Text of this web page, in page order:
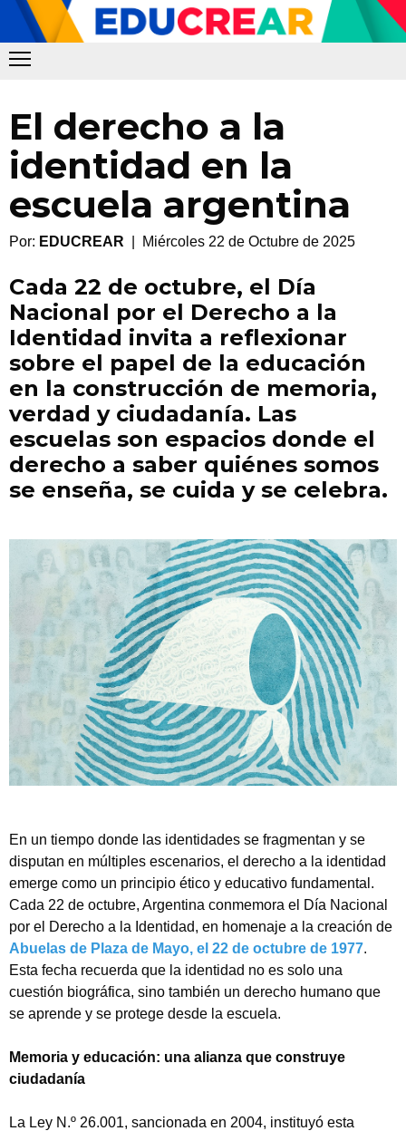
El derecho a la
identidad en la
escuela argentina
Por: EDUCREAR | Miércoles 22 de Octubre de 2025
Cada 22 de octubre, el Día
Nacional por el Derecho a la
Identidad invita a reflexionar
sobre el papel de la educación
en la construcción de memoria,
verdad y ciudadanía. Las
escuelas son espacios donde el
derecho a saber quiénes somos
se enseña, se cuida y se celebra.
En un tiempo donde las identidades se fragmentan y se
disputan en múltiples escenarios, el derecho a la identidad
emerge como un principio ético y educativo fundamental.
Cada 22 de octubre, Argentina conmemora el Día Nacional
por el Derecho a la Identidad, en homenaje a la creación de
Abuelas de Plaza de Mayo, el 22 de octubre de 1977.
Esta fecha recuerda que la identidad no es solo una
cuestión biográfica, sino también un derecho humano que
se aprende y se protege desde la escuela.
Memoria y educación: una alianza que construye
ciudadanía
La Ley N.º 26.001, sancionada en 2004, instituyó esta